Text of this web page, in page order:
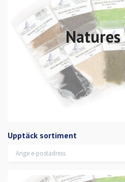
Upptäck sortiment